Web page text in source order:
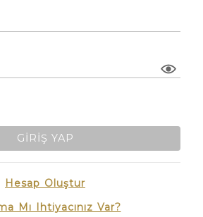
GIRIŞ YAP
Hesap Oluştur
Mı Ihtiyacınız Var?